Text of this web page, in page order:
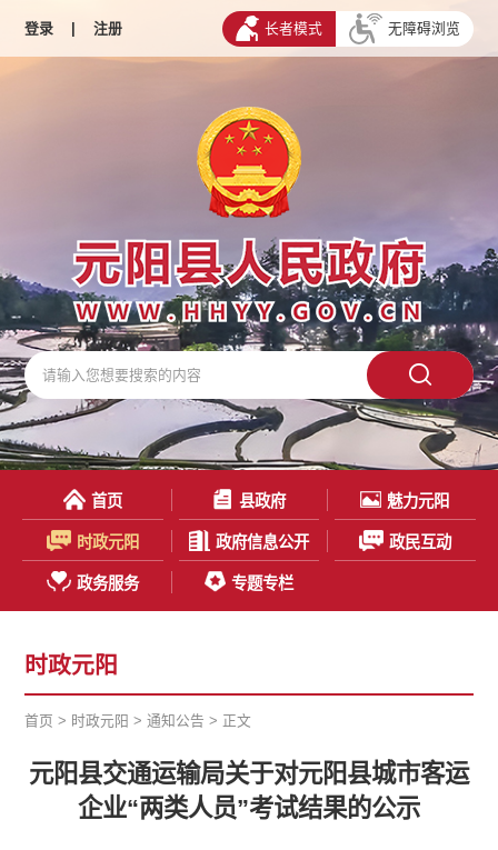
登录 | 注册 长者模式 无障碍浏览
首页 县政府 魅力元阳
时政元阳 政府信息公开 政民互动
政务服务 专题专栏
时政元阳
首页 > 时政元阳 >通知公告 > 正文
元阳县交通运输局关于对元阳县城市客运
企业“两类人员”考试结果的公示